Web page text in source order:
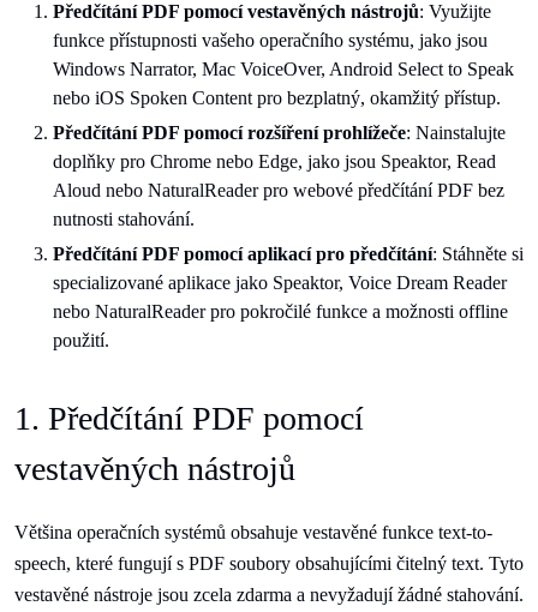
Předčítání PDF pomocí vestavěných nástrojů: Využijte
funkce přístupnosti vašeho operačního systému, jako jsou
Windows Narrator, Mac VoiceOver, Android Select to Speak
nebo iOS Spoken Content pro bezplatný, okamžitý přístup.
Předčítání PDF pomocí rozšíření prohlížeče: Nainstalujte
doplňky pro Chrome nebo Edge, jako jsou Speaktor, Read
Aloud nebo NaturalReader pro webové předčítání PDF bez
nutnosti stahování.
Předčítání PDF pomocí aplikací pro předčítání: Stáhněte si
specializované aplikace jako Speaktor, Voice Dream Reader
nebo NaturalReader pro pokročilé funkce a možnosti offline
použití.
1. Předčítání PDF pomocí
vestavěných nástrojů
Většina operačních systémů obsahuje vestavěné funkce text-to-
speech, které fungují s PDF soubory obsahujícími čitelný text. Tyto
vestavěné nástroje jsou zcela zdarma a nevyžadují žádné stahování.